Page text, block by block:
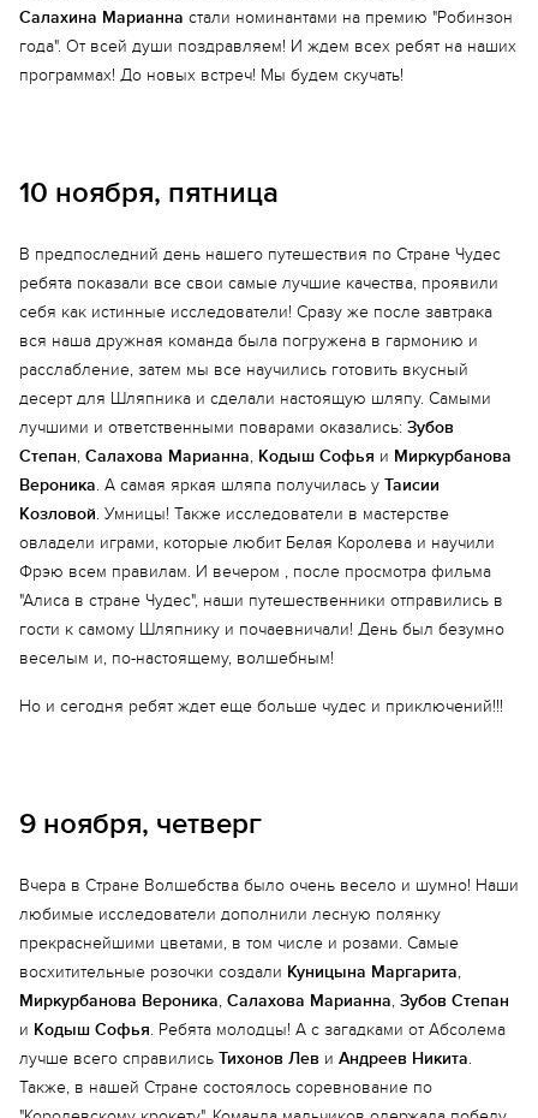
Салахина Марианна стали номинантами на премию "Робинзон
года". От всей души поздравляем! И ждем всех ребят на наших
программах! До новых встреч! Мы будем скучать!
10 ноября, пятница
В предпоследний день нашего путешествия по Стране Чудес
ребята показали все свои самые лучшие качества, проявили
себя как истинные исследователи! Сразу же после завтрака
вся наша дружная команда была погружена в гармонию и
расслабление, затем мы все научились готовить вкусный
десерт для Шляпника и сделали настоящую шляпу. Самыми
лучшими и ответственными поварами оказались: Зубов
Степан, Салахова Марианна, Кодыш Софья и Миркурбанова
Вероника. А самая яркая шляпа получилась у Таисии
Козловой. Умницы! Также исследователи в мастерстве
овладели играми, которые любит Белая Королева и научили
Фрэю всем правилам. И вечером , после просмотра фильма
"Алиса в стране Чудес", наши путешественники отправились в
гости к самому Шляпнику и почаевничали! День был безумно
веселым и, по-настоящему, волшебным!
Но и сегодня ребят ждет еще больше чудес и приключений!!!
9 ноября, четверг
Вчера в Стране Волшебства было очень весело и шумно! Наши
любимые исследователи дополнили лесную полянку
прекраснейшими цветами, в том числе и розами. Самые
восхитительные розочки создали Куницына Маргарита,
Миркурбанова Вероника, Салахова Марианна, Зубов Степан
и Кодыш Софья. Ребята молодцы! А с загадками от Абсолема
лучше всего справились Тихонов Лев и Андреев Никита.
Также, в нашей Стране состоялось соревнование по